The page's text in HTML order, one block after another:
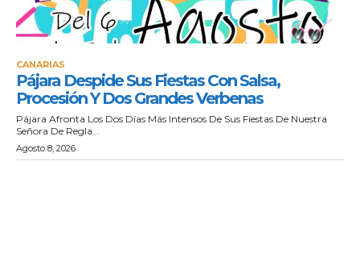
CANARIAS
Pájara Despide Sus Fiestas Con Salsa,
Procesión Y Dos Grandes Verbenas
Pájara Afronta Los Dos Días Más Intensos De Sus Fiestas De Nuestra
Señora De Regla...
Agosto 8, 2026